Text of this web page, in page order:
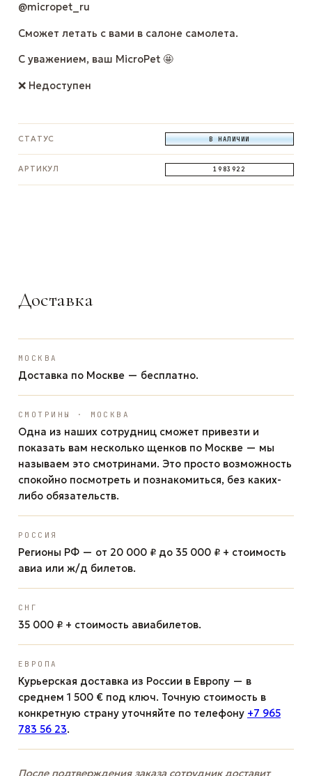
@micropet_ru
Сможет летать с вами в салоне самолета.
С уважением, ваш MicroPet 🤩
❌ Недоступен
СТАТУС В НАЛИЧИИ
АРТИКУЛ 1983922
Доставка
МОСКВА
Доставка по Москве — бесплатно.
СМОТРИНЫ · МОСКВА
Одна из наших сотрудниц сможет привезти и
показать вам несколько щенков по Москве — мы
называем это смотринами. Это просто возможность
спокойно посмотреть и познакомиться, без каких-
либо обязательств.
РОССИЯ
Регионы РФ — от 20 000 ₽ до 35 000 ₽ + стоимость
авиа или ж/д билетов.
СНГ
35 000 ₽ + стоимость авиабилетов.
ЕВРОПА
Курьерская доставка из России в Европу — в
среднем 1 500 € под ключ. Точную стоимость в
конкретную страну уточняйте по телефону +7 965
783 56 23.
После подтверждения заказа сотрудник доставит